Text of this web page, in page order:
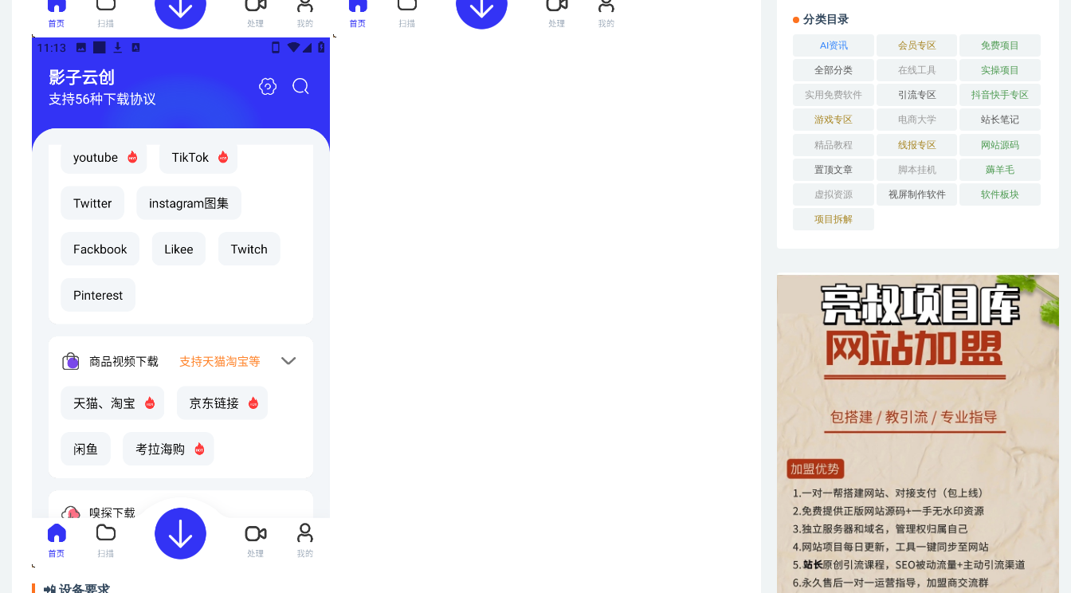
分类目录
AI资讯 会员专区 免费项目
全部分类 在线工具 实操项目
实用免费软件 引流专区 抖音快手专区
游戏专区 电商大学 站长笔记
精品教程 线报专区 网站源码
置顶文章 脚本挂机 薅羊毛
虚拟资源 视屏制作软件 软件板块
项目拆解